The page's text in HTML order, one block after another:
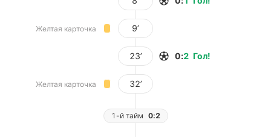
Желтая карточка 9’
23’ Гол!
0:2
Желтая карточка 32’
1-й тайм 0:2